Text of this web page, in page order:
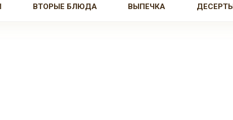
ВТОРЫЕ БЛЮДА ВЫПЕЧКА ДЕСЕРТЫ